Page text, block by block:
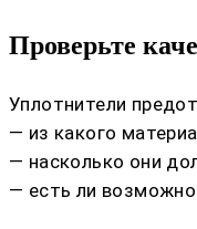
Проверьте
Уплотнители
— из какого
— насколько они
— есть ли